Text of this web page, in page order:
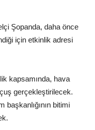
Şopanda, daha önce
için etkinlik adresi
kapsamında, hava
gerçekleştirilecek.
başkanlığının bitimi